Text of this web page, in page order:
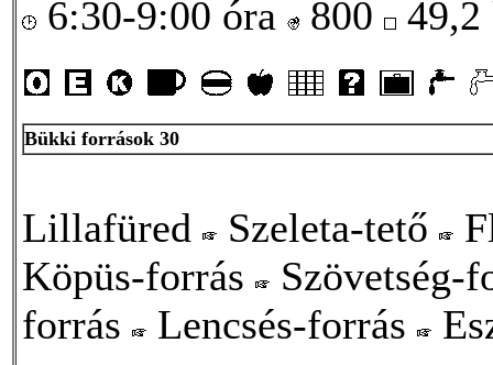
6:30-9:00 óra 800
Bükki források 30
Lillafüred Szeleta-tető
Köpüs-forrás
Szövetség-
forrás
Lencsés-forrás